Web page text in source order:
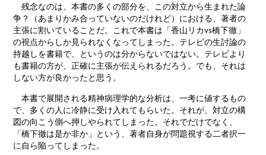
残念なのは、本書の多くの部分を、この対立から生まれた論
争？（あまりかみ合っていないのだけれど）における、著者の
主張に割いていることだ。これで本書は「香山リカvs橋下徹」
の視点からしか見られなくなってしまった。テレビの生討論の
持越しを書籍で、というのは分からないではない。テレビより
も書籍の方が、正確に主張が伝えられるだろう。でも、それは
しない方が良かったと思う。
本書で展開される精神病理学的な分析は、一考に値するもの
で、多くの人に冷静に受け入れてもらいた。それが、対立の構
図の向こう側へ押しやられてしまった。それでだけでなく、
「橋下徹は是か非か」という、著者自身が問題視する二者択一
に自ら陥ってしまった。